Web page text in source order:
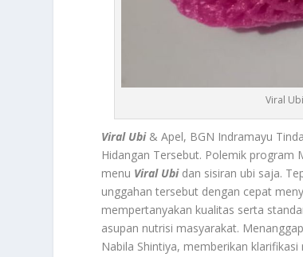
Viral
Viral Ubi& Apel, BGN Indramayu
Hidangan Tersebut. Polemik program
menu Viral Ubidan sisiran ubi saja.
unggahan tersebut dengan cepat
mempertanyakan kualitas serta
asupan nutrisi masyarakat.
Nabila Shintiya, memberikan